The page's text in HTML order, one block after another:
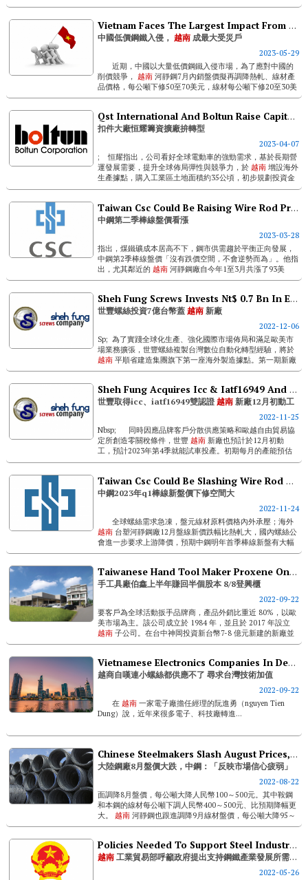
Vietnam Faces The Largest Impact From Imports Of China-made Steel
中國低價鋼鐵入侵， 越南成最大受災戶
2023-05-29
近期，中國以大量低價鋼鐵入侵市場，為了應對中國的
削價競爭， 越南河靜鋼7月內銷盤價擬再調降熱軋、線材產
品價格，每公噸下修50至70美元，線材每公噸下修20至30美
元。 ...
Qst International And Boltun Raise Capital For Plant Expansion To Pursue Transformation
扣件大廠恒耀籌資擴廠拚轉型
2023-04-07
; 恒耀指出，公司看好全球電動車的強勁需求，基於長期營
運發展需要，提升全球佈局彈性與競爭力，於 越南增設海外
生產據點，購入工業區土地面積約35公頃，初步規劃投資金
額為1億美元，預計於今年開始建廠，並於2024年上半年投
Taiwan Csc Could Be Raising Wire Rod Price For Q2 2023
中鋼第二季棒線盤價看漲
2023-03-28
指出，煤鐵礦成本居高不下，鋼市供需趨於平衡正向發展，
中鋼第2季棒線盤價「沒有跌價空間，不會逆勢而為」。他指
出，尤其鄰近的 越南河靜鋼廠自今年1至3月共漲了93美
元，大陸各鋼廠也都漲價，中鋼於2023年第1季卻開跌盤，
Sheh Fung Screws Invests Nt$ 0.7 Bn In Establishing Its New Vietnam Plant
世豐螺絲投資7億台幣蓋越南新廠
2022-12-06
Sp; 為了實踐全球化生產、強化國際市場佈局和滿足歐美市
場業務擴張，世豐螺絲複製台灣數位自動化轉型經驗，將於
越南平順省建造集團旗下第一座海外製造據點。第一期新廠
工程將投資新台幣7億元，並預計於2023年第4季後試量產，
Sheh Fung Acquires Icc & Iatf16949 And Announces New Vietnam Plant Construction This Dec.
世豐取得icc、iatf16949雙認證越南新廠12月初動工
2022-11-25
Nbsp; 同時因應品牌客戶分散供應策略和歐越自由貿易協
定所創造零關稅條件，世豐 越南新廠也預計於12月初動
工，預計2023年第4季就能試車投產。初期每月的產能預估
可達800噸。 ...
Taiwan Csc Could Be Slashing Wire Rod Price For Q1 2023
中鋼2023年q1棒線新盤價下修空間大
2022-11-24
全球螺絲需求急凍，盤元線材原料價格內外承壓；海外
越南 台塑河靜鋼廠12月盤線新價跌幅比熱軋大，國內螺絲公
會進一步要求上游降價，預期中鋼明年首季棒線新盤有大幅
下修空間，最大用戶...
Taiwanese Hand Tool Maker Proxene On Emerging Stock Market From August 8
手工具廠伯鑫上半年賺回半個股本 8/8登興櫃
2022-09-22
要客戶為全球活動扳手品牌商，產品外銷比重近 80%，以歐
美市場為主。該公司成立於 1984 年，並且於 2017 年設立
越南子公司。在台中神岡投資新台幣7-8 億元新建的新廠並
導入自動化生產。 ...
Vietnamese Electronics Companies In Desperate Need Of Taiwanese Fasteners
越商自嘆連小螺絲都供應不了 尋求台灣技術加值
2022-09-22
在 越南一家電子廠擔任經理的阮進勇（nguyen Tien
Dung）說，近年來很多電子、科技廠轉進...
Chinese Steelmakers Slash August Prices, Reflecting Weakened Market Confidence
大陸鋼廠8月盤價大跌，中鋼：「反映市場信心疲弱」
2022-08-22
面調降8月盤價，每公噸大降人民幣100～500元。其中鞍鋼
和本鋼的線材每公噸下調人民幣400～500元、比預期降幅更
大。
越南河靜鋼也跟進調降9月線材盤價，每公噸大降95～
100美元。 &nb...
Policies Needed To Support Steel Industry Development
越南工業貿易部呼籲政府提出支持鋼鐵產業發展所需政策
2022-05-26